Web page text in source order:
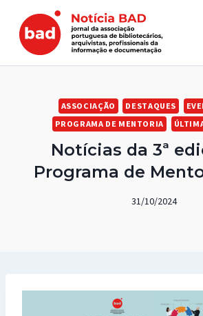
content
ASSOCIAÇÃO DESTAQUES
PROGRAMA DE MENTORIA
Notícias da 3ª
Programa de
31/10/2024